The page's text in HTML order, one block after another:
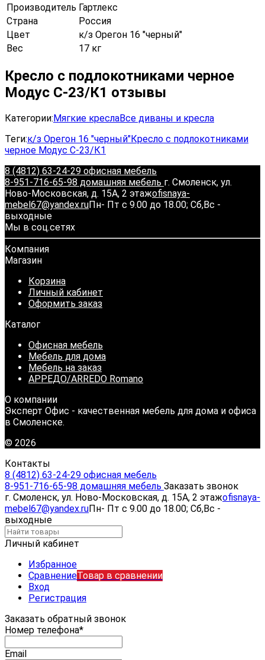
Производитель Гартлекс
Страна
Россия
Цвет
к/з Орегон 16 "черный"
Вес
17 кг
Кресло с подлокотниками черное
Модус С-23/К1 отзывы
Категории:Мягкие креслаВсе диваны и кресла
Теги:к/з Орегон 16 "черный"Кресло с подлокотниками
черное Модус С-23/К1
8 (4812) 63-24-29 офисная мебель
8-951-716-65-98 домашняя мебель г. Смоленск, ул.
Ново-Московская, д. 15А, 2 этажofisnaya-
mebel67@yandex.ruПн- Пт с 9.00 до 18.00; Сб,Вс -
выходные
Мы в соц.сетях
Компания
Магазин
Корзина
Личный кабинет
Оформить заказ
Каталог
Офисная мебель
Мебель для дома
Мебель на заказ
АРРЕДО/ARREDO Romano
О компании
Эксперт Офис - качественная мебель для дома и офиса
в Смоленске.
© 2026
Контакты
8 (4812) 63-24-29 офисная мебель
8-951-716-65-98 домашняя мебель Заказать звонок
г. Смоленск, ул. Ново-Московская, д. 15А, 2 этажofisnaya-
mebel67@yandex.ruПн- Пт с 9.00 до 18.00; Сб,Вс -
выходные
Личный кабинет
Избранное
СравнениеТовар в сравнении
Вход
Регистрация
Заказать обратный звонок
Номер телефона*
Email